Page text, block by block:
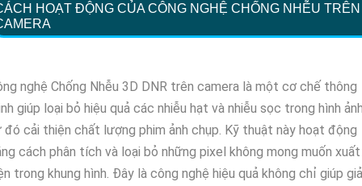
HOẠT ĐỘNG CỦA CÔNG NGHỆ CHỐNG NHỄU TRÊN
nghệ Chống Nhễu 3D DNR trên camera là một cơ chế thông
giúp loại bỏ hiệu quả các nhiễu hạt và nhiễu sọc trong hình
cải thiện chất lượng phim ảnh chụp. Kỹ thuật này hoạt động
cách phân tích và loại bỏ những pixel không mong muốn xuất
trong khung hình. Đây là công nghệ hiệu quả không chỉ giúp